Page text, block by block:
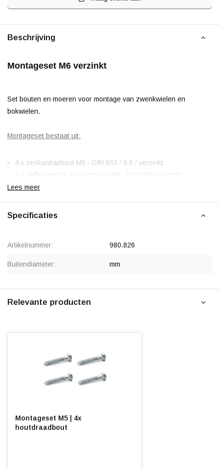
Beschrijving
Montageset M6 verzinkt
Set bouten en moeren voor montage van zwenkwielen en
bokwielen.
Montageset bestaat uit:
4 x zeskanttapbout M6 - DIN 933 / 8.8 / verzinkt
8 x sluitring M6 - DIN 125A - verzinkt
Lees meer
Specificaties
Artikelnummer: 980.826
Buitendiameter: mm
Relevante producten
Montageset M5 | 4x
houtdraadbout